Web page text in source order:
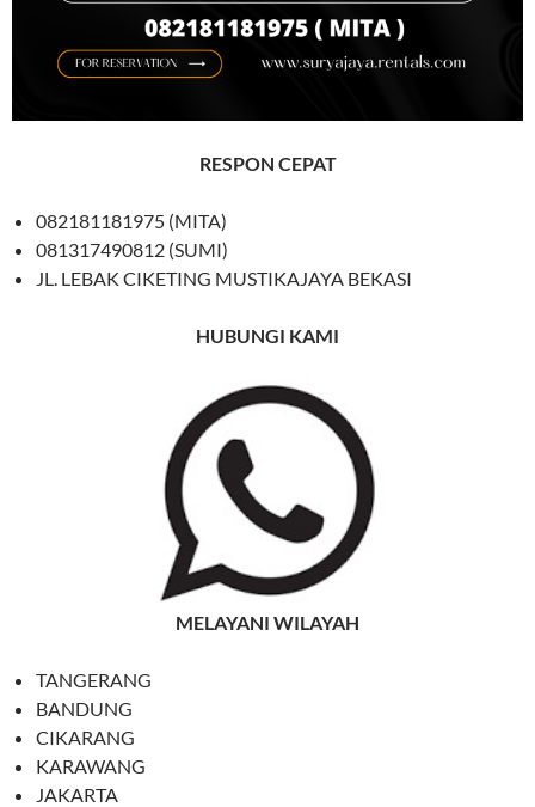
RESPON CEPAT
082181181975 (MITA)
081317490812 (SUMI)
JL. LEBAK CIKETING MUSTIKAJAYA BEKASI
HUBUNGI KAMI
MELAYANI WILAYAH
TANGERANG
BANDUNG
CIKARANG
KARAWANG
JAKARTA